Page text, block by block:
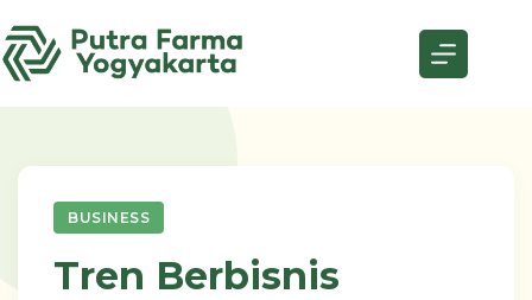
to
content
BUSINESS
Tren Berbisnis